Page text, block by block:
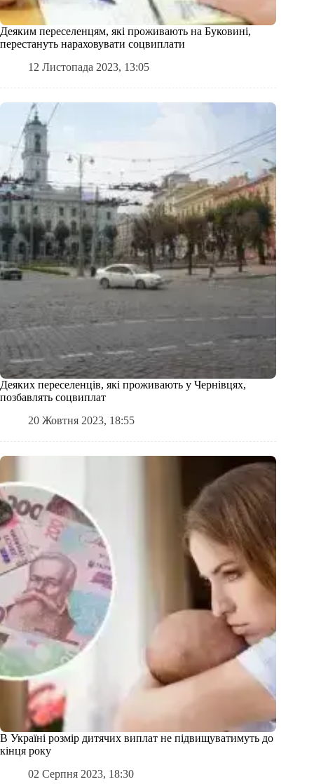
Деяким переселенцям, які проживають на Буковині,
перестануть нараховувати соцвиплати
12 Листопада 2023, 13:05
Деяких переселенців, які проживають у Чернівцях,
позбавлять соцвиплат
20 Жовтня 2023, 18:55
В Україні розмір дитячих виплат не підвищуватимуть до
кінця року
02 Серпня 2023, 18:30